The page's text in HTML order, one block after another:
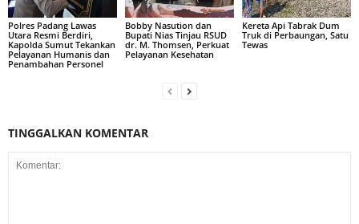
Polres Padang Lawas
Utara Resmi Berdiri,
Kapolda Sumut Tekankan
Pelayanan Humanis dan
Penambahan Personel
Bobby Nasution dan
Bupati Nias Tinjau RSUD
dr. M. Thomsen, Perkuat
Pelayanan Kesehatan
Kereta Api Tabrak Dum
Truk di Perbaungan, Satu
Tewas
TINGGALKAN KOMENTAR